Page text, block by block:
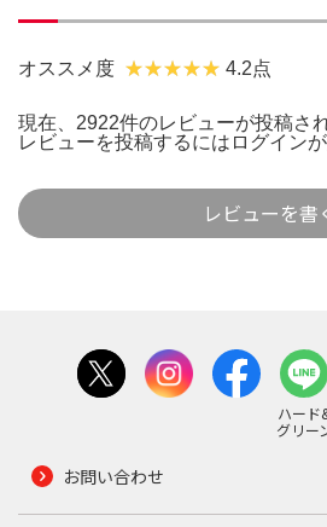
オススメ度 4.2点
現在、2922件のレビューが投稿さ
レビューを投稿するには ログイン
レビューを書
ハード
グリー
お問い合わせ